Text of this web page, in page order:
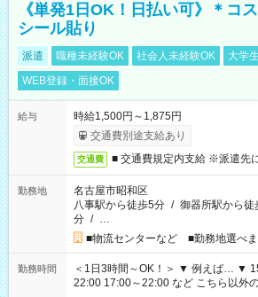
《単発1日OK！日払い可》＊コ
シール貼り
派遣 職種未経験OK 社会人未経験OK 大学
WEB登録・面接OK
給与
時給1,500円～1,875円
交通費別途支給あり
交通費 ■ 交通費規定内支給 ※派遣先
勤務地
名古屋市昭和区
八事駅から徒歩5分 / 御器所駅から徒
分 / …
■物流センターなど ■勤務地選べ
勤務時間
＜1日3時間～OK！＞ ▼ 例えば… ▼ 15:00～18:00 15:00～
22:00 17:00～22:00 など こちら以外の時間もお気軽にご相談く